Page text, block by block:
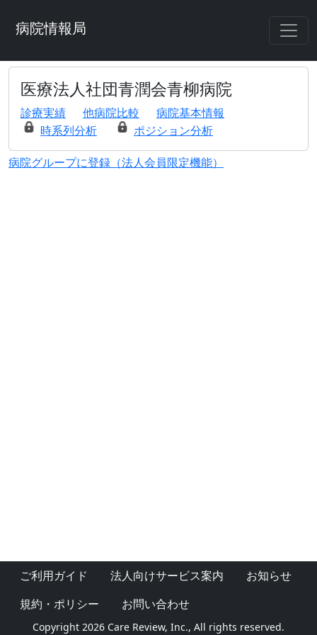
病院情報局
医療法人社団青潤会青柳病院
診療実績 他病院比較
病院基本情報
時系列分析
ポジション分析
病院グループに登録（法人会員限定機能）
ご利用ガイド 法人向けサービス案内
お知らせ
規約・ポリシー
お問い合わせ
Copyright 2026 Care Review, Inc., All rights reserved.